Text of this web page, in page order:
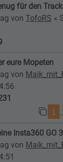
für den
vonTofoRS «
eure Mopeten
von
1
Insta360 GO
von